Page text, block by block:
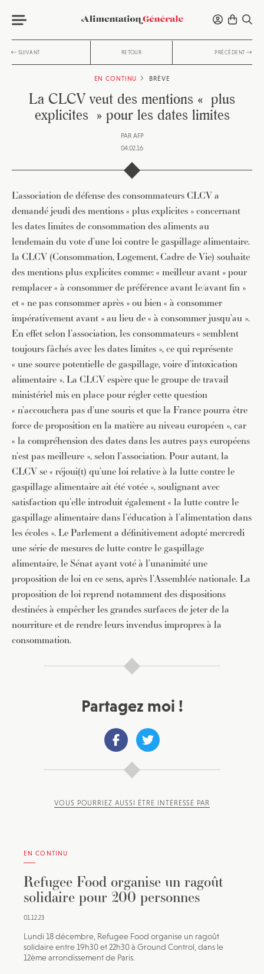
SUIVANT RETOUR PRÉCÉDENT
EN CONTINU BRÈVE
La CLCV veut des mentions « plus
explicites » pour les dates limites
PAR AFP
04.02.16
L’association de défense des consommateurs CLCV a
demandé jeudi des mentions « plus explicites » concernant
les dates limites de consommation des aliments au
lendemain du vote d’une loi contre le gaspillage alimentaire.
la CLCV (Consommation, Logement, Cadre de Vie) souhaite
des mentions plus explicites comme: « meilleur avant » pour
remplacer « à consommer de préférence avant le/avant fin »
et « ne pas consommer après » ou bien « à consommer
impérativement avant » au lieu de « à consommer jusqu’au ».
En effet selon l’association, les consommateurs « semblent
toujours fâchés avec les dates limites », ce qui représente
« une source potentielle de gaspillage, voire d’intoxication
alimentaire ». La CLCV espère que le groupe de travail
ministériel mis en place pour régler cette question
« n’accouchera pas d’une souris et que la France pourra être
force de proposition en la matière au niveau européen », car
« la compréhension des dates dans les autres pays européens
n’est pas meilleure », selon l’association. Pour autant, la
CLCV se « réjoui(t) qu’une loi relative à la lutte contre le
gaspillage alimentaire ait été votée », soulignant avec
satisfaction qu’elle introduit également « la lutte contre le
gaspillage alimentaire dans l’éducation à l’alimentation dans
les écoles ». Le Parlement a définitivement adopté mercredi
une série de mesures de lutte contre le gaspillage
alimentaire, le Sénat ayant voté à l’unanimité une
proposition de loi en ce sens, après l’Assemblée nationale. La
proposition de loi reprend notamment des dispositions
destinées à empêcher les grandes surfaces de jeter de la
nourriture et de rendre leurs invendus impropres à la
consommation.
Partagez moi !
VOUS POURRIEZ AUSSI ÊTRE INTÉRESSÉ PAR
EN CONTINU
Refugee Food organise un ragoût
solidaire pour 200 personnes
01.12.23
Lundi 18 décembre, Refugee Food organise un ragoût
solidaire entre 19h30 et 22h30 à Ground Control, dans le
12ème arrondissement de Paris.